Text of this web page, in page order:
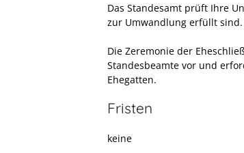
Das Standesamt prüft Ihre
zur Umwandlung erfüllt sind.
Die Zeremonie der
Standesbeamte vor und
Ehegatten.
Fristen
keine